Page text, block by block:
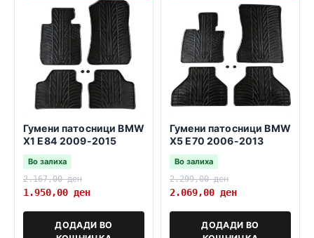
Гумени патосници BMW
X1 E84 2009-2015
Во залиха
2.167,00ден
1.950,00 ден
ДОДАДИ ВО
Гумени патосници BMW
X5 E70 2006-2013
Во залиха
2.299,00ден
2.069,00 ден
ДОДАДИ ВО